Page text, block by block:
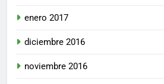
enero 2017
diciembre 2016
noviembre 2016